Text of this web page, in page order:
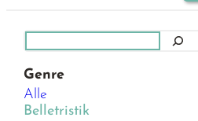
Genre
Alle
Belletristik